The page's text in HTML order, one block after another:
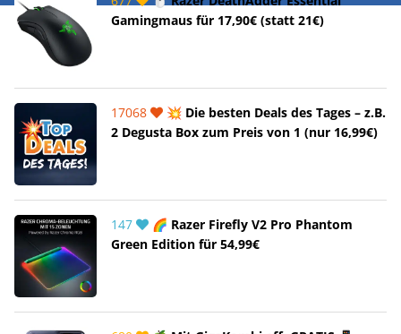
Gamingmaus für 17,90€ (statt 21€)
17068
💥 Die besten Deals des Tages – z.B.
2 Degusta Box zum Preis von 1 (nur 16,99€)
147
🌈 Razer Firefly V2 Pro Phantom
Green Edition für 54,99€